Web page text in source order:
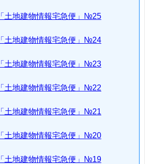
「土地建物情報宅急便」№25
「土地建物情報宅急便」№24
「土地建物情報宅急便」№23
「土地建物情報宅急便」№22
「土地建物情報宅急便」№21
「土地建物情報宅急便」№20
「土地建物情報宅急便」№19